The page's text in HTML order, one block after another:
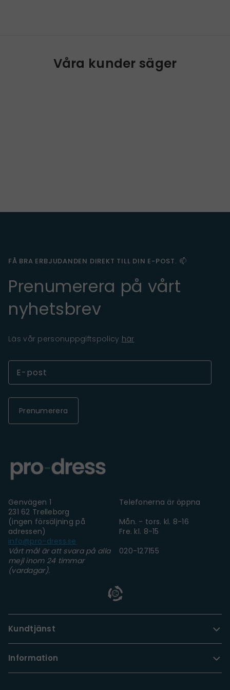
Våra kunder säger
FÅ BRA ERBJUDANDEN DIREKT TILL DIN E-POST. 📫
Prenumerera på vårt
nyhetsbrev
Läs vår personuppgiftspolicy här
Prenumerera
Genvägen 1
231 62 Trelleborg
(ingen försäljning på
adressen)
info@pro-dress.se
Vårt mål är att svara på alla
mejl inom 24 timmar
(vardagar).
Telefonerna är öppna
Mån. - tors. kl. 8-16
Fre. kl. 8-15
020-127155
Kundtjänst
Information